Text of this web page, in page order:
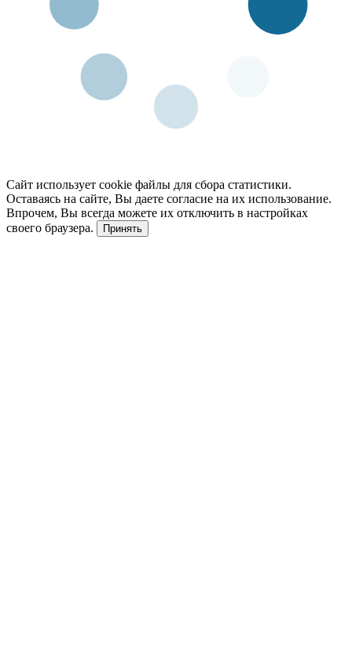
Сайт использует cookie файлы для сбора статистики.
Оставаясь на сайте, Вы даете согласие на их использование.
Впрочем, Вы всегда можете их отключить в настройках
своего браузера.
Принять